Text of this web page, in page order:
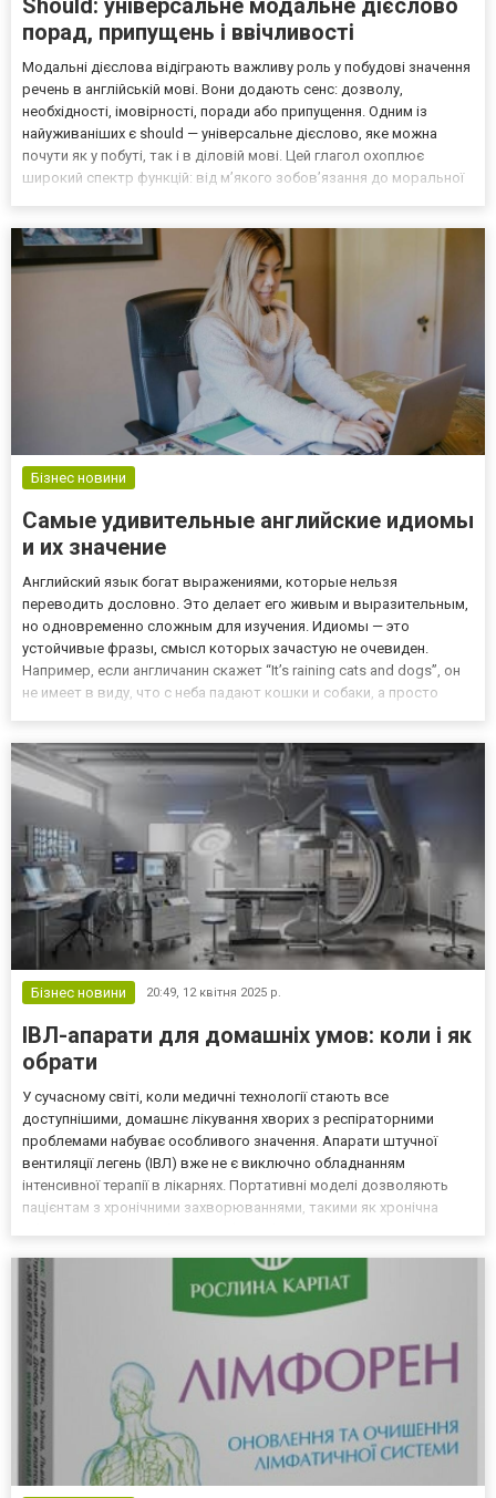
Should: універсальне модальне дієслово
порад, припущень і ввічливості
Модальні дієслова відіграють важливу роль у побудові значення
речень в англійській мові. Вони додають сенс: дозволу,
необхідності, імовірності, поради або припущення. Одним із
найуживаніших є should — універсальне дієслово, яке можна
почути як у побуті, так і в діловій мові. Цей глагол охоплює
широкий спектр функцій: від м’якого зобов’язання до моральної
Бізнес новини
Самые удивительные английские идиомы
и их значение
Английский язык богат выражениями, которые нельзя
переводить дословно. Это делает его живым и выразительным,
но одновременно сложным для изучения. Идиомы — это
устойчивые фразы, смысл которых зачастую не очевиден.
Например, если англичанин скажет “It’s raining cats and dogs”, он
не имеет в виду, что с неба падают кошки и собаки, а просто
ведь они ча...
Бізнес новини 20:49, 12 квітня 2025 р.
ІВЛ-апарати для домашніх умов: коли і як
обрати
У сучасному світі, коли медичні технології стають все
доступнішими, домашнє лікування хворих з респіраторними
проблемами набуває особливого значення. Апарати штучної
вентиляції легень (ІВЛ) вже не є виключно обладнанням
інтенсивної терапії в лікарнях. Портативні моделі дозволяють
пацієнтам з хронічними захворюваннями, такими як хронічна
практич...